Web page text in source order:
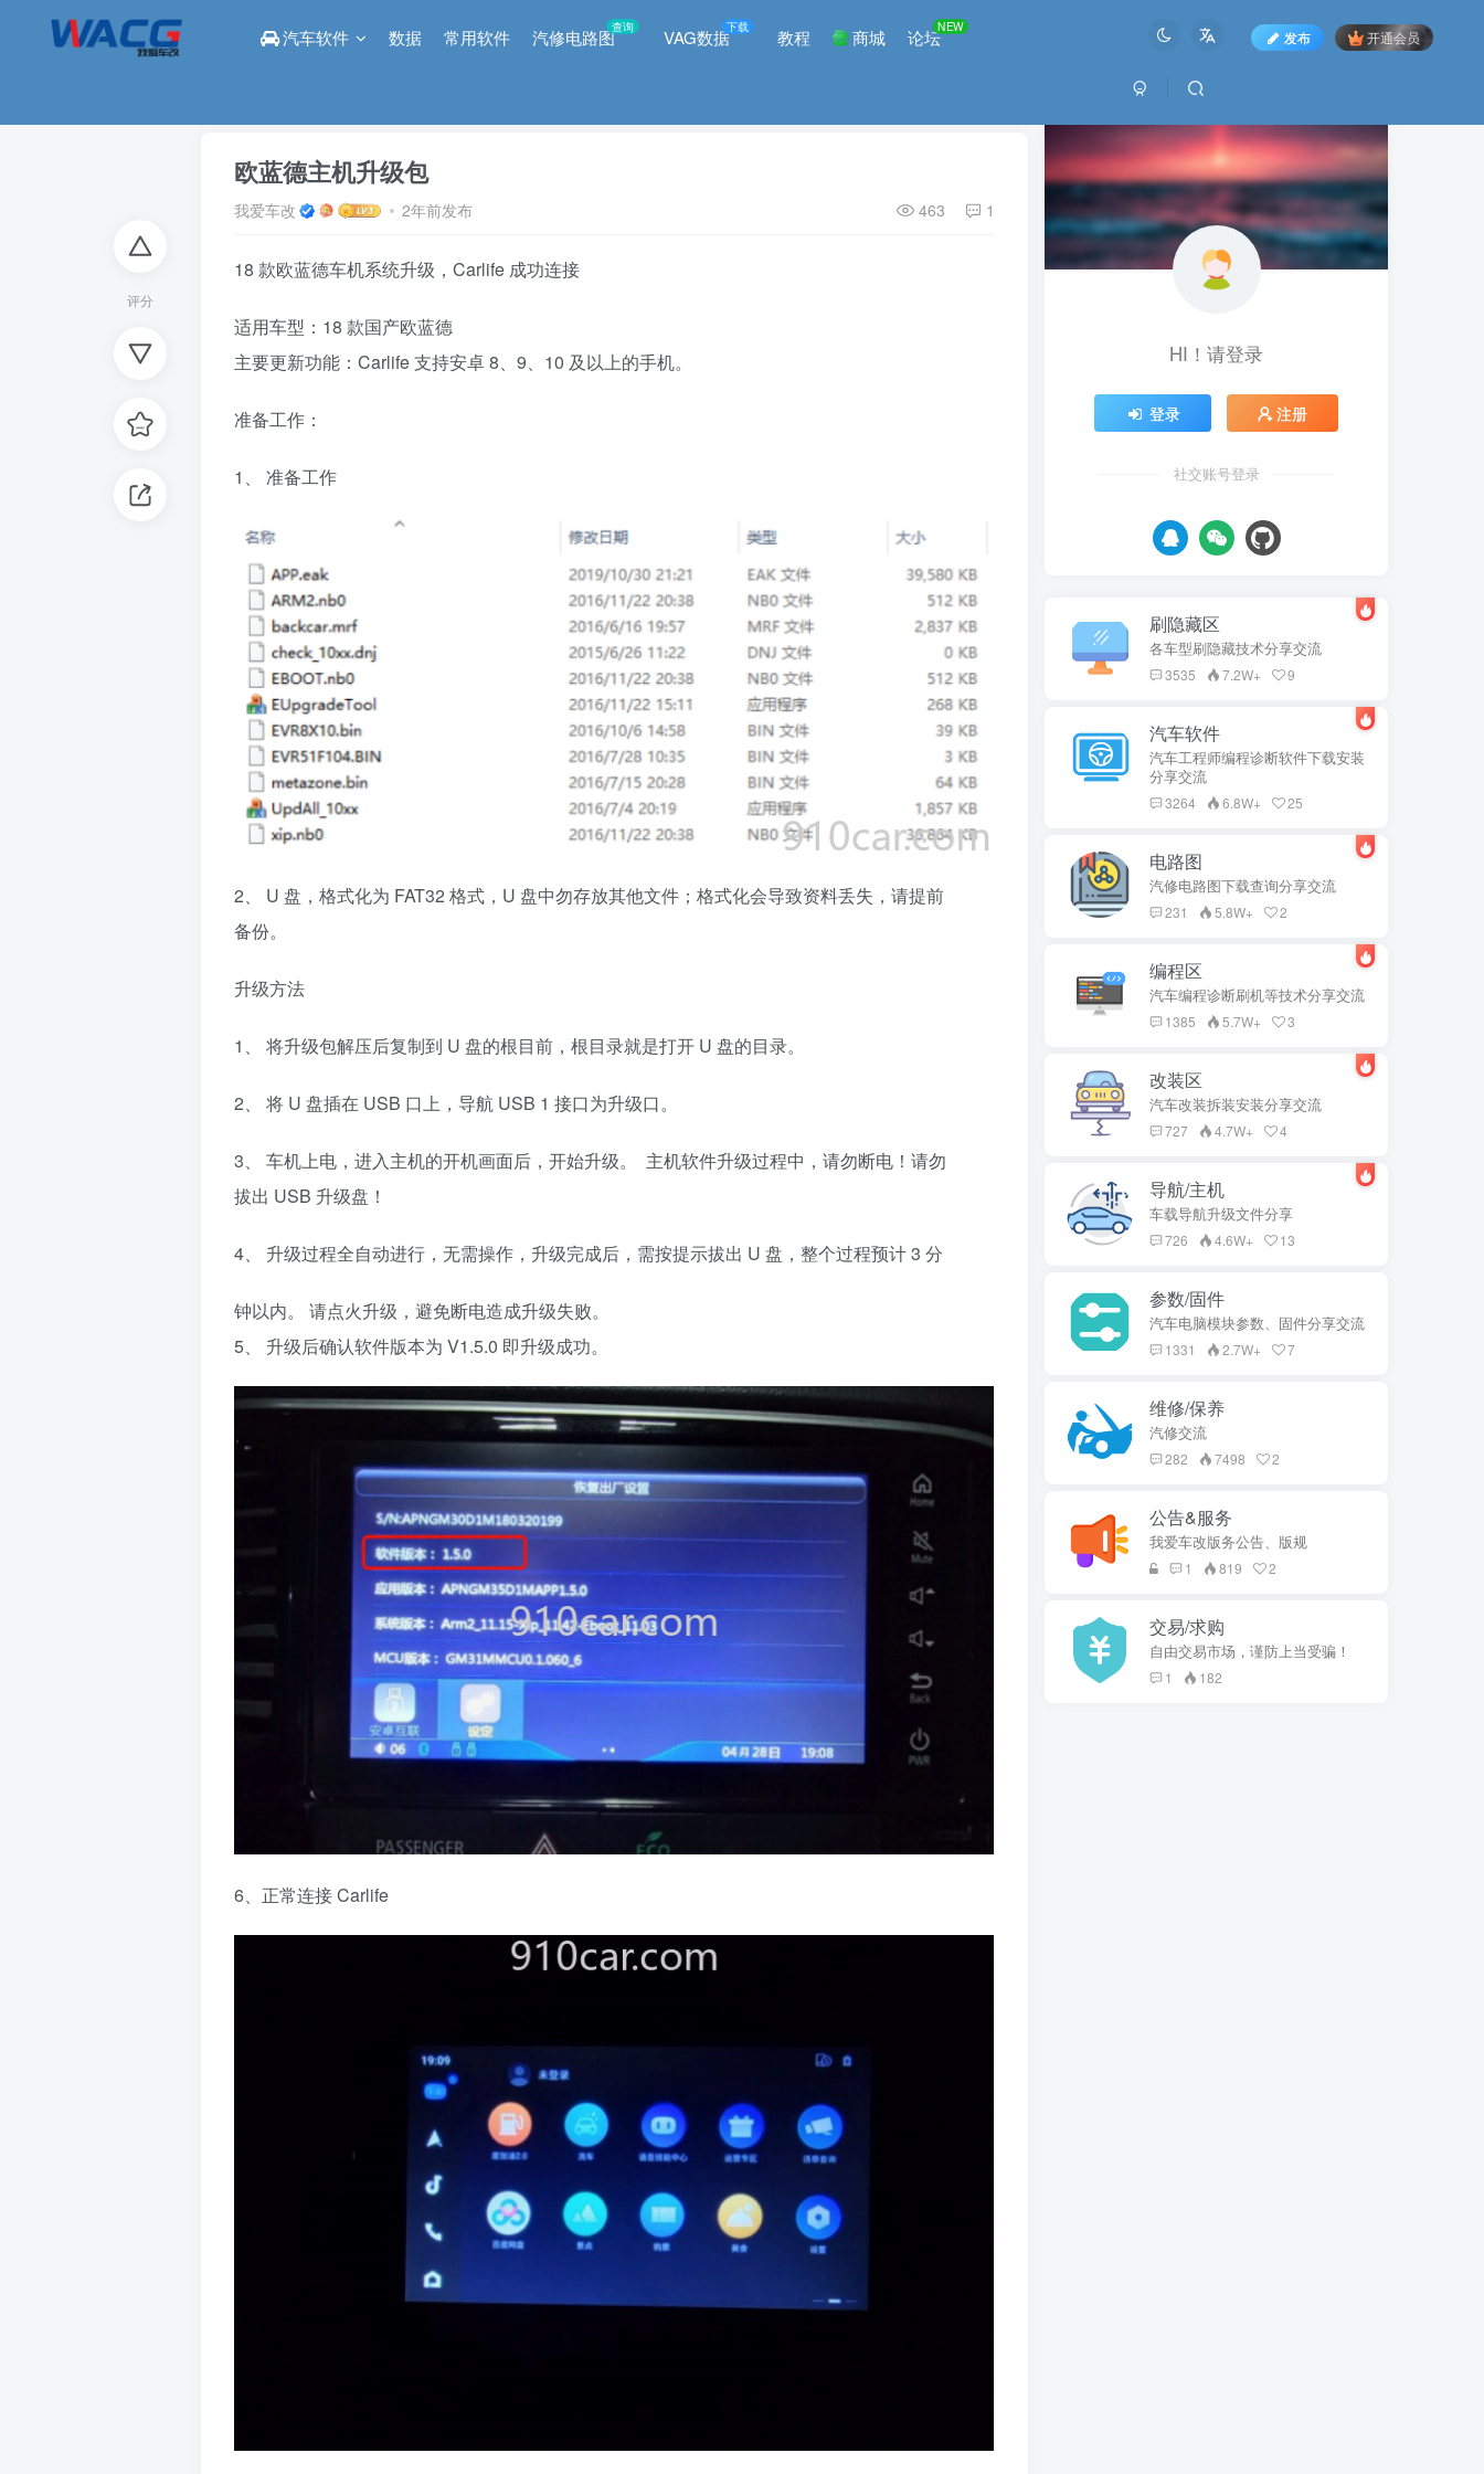
汽车软件 数据 常用软件 汽修电路图查询 VAG数据下载 教程 商城 论坛NEW
发布 开通会员
评分
欧蓝德主机升级包
我爱车改 2年前发布 463 1
18 款欧蓝德车机系统升级，Carlife 成功连接
适用车型：18 款国产欧蓝德
主要更新功能：Carlife 支持安卓 8、9、10 及以上的手机。
准备工作：
1、 准备工作
2、 U 盘，格式化为 FAT32 格式，U 盘中勿存放其他文件；格式化会导致资料丢失，请提前
备份。
升级方法
1、 将升级包解压后复制到 U 盘的根目前，根目录就是打开 U 盘的目录。
2、 将 U 盘插在 USB 口上，导航 USB 1 接口为升级口。
3、 车机上电，进入主机的开机画面后，开始升级。 主机软件升级过程中，请勿断电！请勿
拔出 USB 升级盘！
4、 升级过程全自动进行，无需操作，升级完成后，需按提示拔出 U 盘，整个过程预计 3 分
钟以内。 请点火升级，避免断电造成升级失败。
5、 升级后确认软件版本为 V1.5.0 即升级成功。
6、正常连接 Carlife
HI！请登录
登录 注册
社交账号登录
刷隐藏区
各车型刷隐藏技术分享交流
3535 7.2W+ 9
汽车软件
汽车工程师编程诊断软件下载安装
分享交流
3264 6.8W+ 25
电路图
汽修电路图下载查询分享交流
231 5.8W+ 2
编程区
汽车编程诊断刷机等技术分享交流
1385 5.7W+ 3
改装区
汽车改装拆装安装分享交流
727 4.7W+ 4
导航/主机
车载导航升级文件分享
726 4.6W+ 13
参数/固件
汽车电脑模块参数、固件分享交流
1331 2.7W+ 7
维修/保养
汽修交流
282 7498 2
公告&服务
我爱车改版务公告、版规
1 819 2
交易/求购
自由交易市场，谨防上当受骗！
1 182